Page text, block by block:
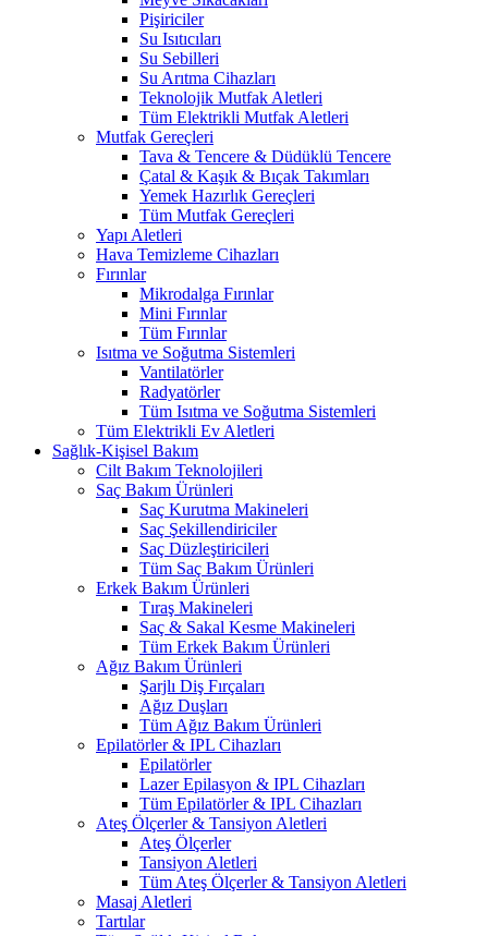
Pişiriciler
Su Isıtıcıları
Su Sebilleri
Su Arıtma Cihazları
Teknolojik Mutfak Aletleri
Tüm Elektrikli Mutfak Aletleri
Mutfak Gereçleri
Tava & Tencere & Düdüklü Tencere
Çatal & Kaşık & Bıçak Takımları
Yemek Hazırlık Gereçleri
Tüm Mutfak Gereçleri
Yapı Aletleri
Hava Temizleme Cihazları
Fırınlar
Mikrodalga Fırınlar
Mini Fırınlar
Tüm Fırınlar
Isıtma ve Soğutma Sistemleri
Vantilatörler
Radyatörler
Tüm Isıtma ve Soğutma Sistemleri
Tüm Elektrikli Ev Aletleri
Sağlık-Kişisel Bakım
Cilt Bakım Teknolojileri
Saç Bakım Ürünleri
Saç Kurutma Makineleri
Saç Şekillendiriciler
Saç Düzleştiricileri
Tüm Saç Bakım Ürünleri
Erkek Bakım Ürünleri
Tıraş Makineleri
Saç & Sakal Kesme Makineleri
Tüm Erkek Bakım Ürünleri
Ağız Bakım Ürünleri
Şarjlı Diş Fırçaları
Ağız Duşları
Tüm Ağız Bakım Ürünleri
Epilatörler & IPL Cihazları
Epilatörler
Lazer Epilasyon & IPL Cihazları
Tüm Epilatörler & IPL Cihazları
Ateş Ölçerler & Tansiyon Aletleri
Ateş Ölçerler
Tansiyon Aletleri
Tüm Ateş Ölçerler & Tansiyon Aletleri
Masaj Aletleri
Tartılar